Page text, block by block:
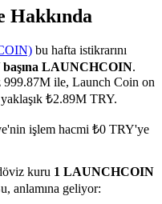
Hakkında
bu hafta istikrarını
başına LAUNCHCOIN.
ile, Launch Coin on
₺2.89M TRY.
işlem hacmi ₺0 TRY'ye
kuru 1 LAUNCHCOIN
anlamına geliyor: